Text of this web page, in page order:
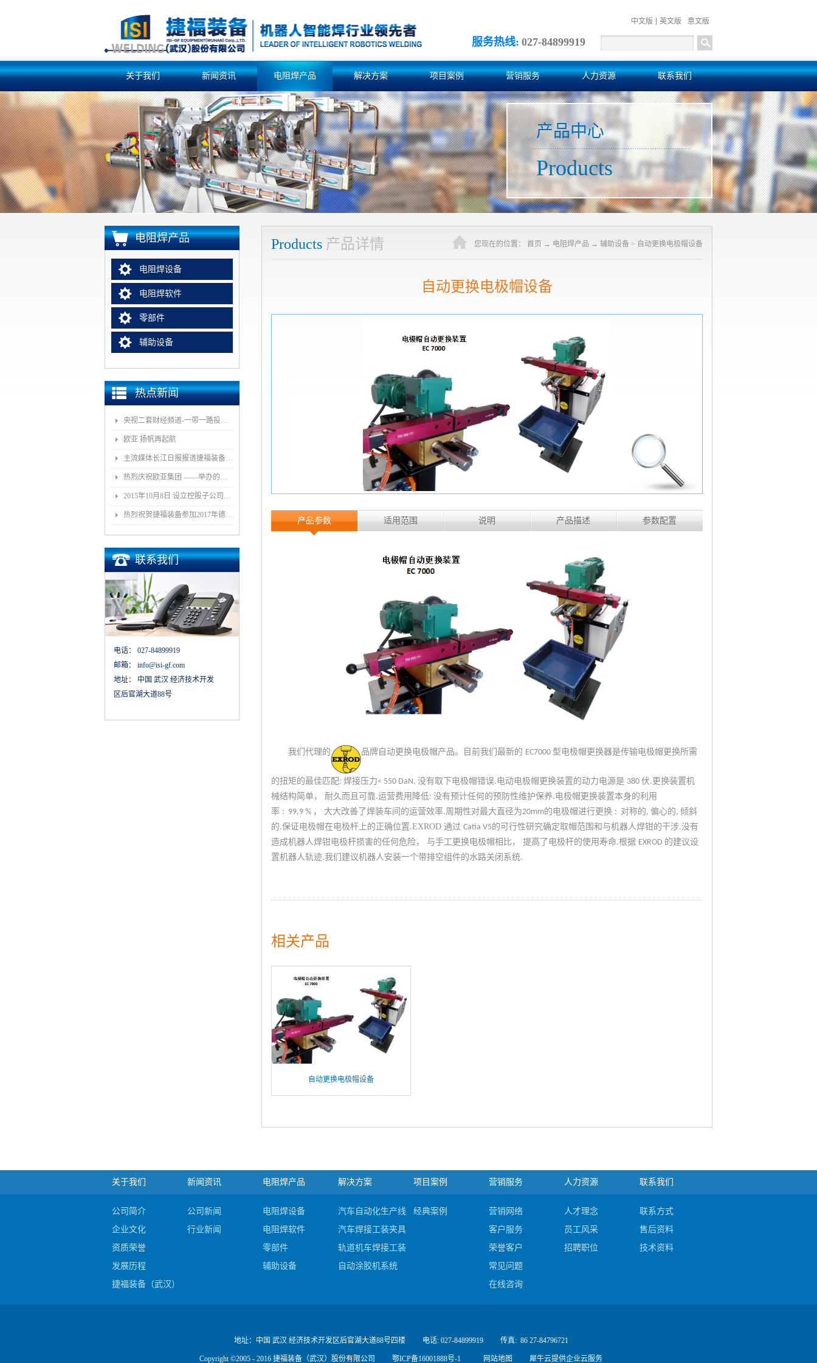
中文版 英文版 意文版
服务热线: 027-84899919
关于我们 新闻资讯 电阻焊产品 解决方案 项目案例 营销服务 人力资源 联系我们
产品中心
Products
电阻焊产品
电阻焊设备
电阻焊软件
零部件
辅助设备
热点新闻
央视二套财经频道-一带一路投资指南报道我司董事长和捷福装备（武汉）股份有限公司
欧亚 扬帆再起航
主流媒体长江日报报道捷福装备（武汉）有限公司上央视2套财经栏目“一带一路栏目”
热烈庆祝欧亚集团 ——举办的《汽车白车身智能制造技术论坛》顺利召开
2015年10月8日 设立控股子公司武汉捷福鹰汽车装备有限公司决议公告
热烈祝贺捷福装备参加2017年德国埃森展取得圆满成功
联系我们
电话： 027-84899919
邮箱： info@isi-gf.com
地址： 中国 武汉 经济技术开发
区后官湖大道88号
Products 产品详情 您现在的位置： 首页 → 电阻焊产品 → 辅助设备 > 自动更换电极帽设备
自动更换电极帽设备
产品参数 适用范围 说明 产品描述 参数配置
我们代理的 品牌自动更换电极帽产品。目前我们最新的 EC7000 型电极帽更换器是传输电极帽更换所需
的扭矩的最佳匹配: 焊接压力< 550 DaN, 没有取下电极帽错误.电动电极帽更换装置的动力电源是 380 伏. 更换装置机
械结构简单， 耐久而且可靠.运营费用降低: 没有预计任何的预防性维护保养.电极帽更换装置本身的利用
率 : 99,9 % ， 大大改善了焊装车间的运营效率.周期性对最大直径为20mm的电极帽进行更换 : 对称的, 偏心的, 倾斜
的.保证电极帽在电极杆上的正确位置.EXROD 通过 Catia V5的可行性研究确定取帽范围和与机器人焊钳的干涉.没有
造成机器人焊钳电极杆损害的任何危险， 与手工更换电极帽相比， 提高了电极杆的使用寿命.根据 EXROD 的建议设
置机器人轨迹.我们建议机器人安装一个带排空组件的水路关闭系统.
相关产品
自动更换电极帽设备
关于我们
公司简介
企业文化
资质荣誉
发展历程
捷福装备（武汉）股份有限公司电阻焊产品#c
新闻资讯
公司新闻
行业新闻
电阻焊产品
电阻焊设备
电阻焊软件
零部件
辅助设备
解决方案
汽车自动化生产线集成
汽车焊接工装夹具及检具
轨道机车焊接工装及夹具
自动涂胶机系统
项目案例
经典案例
营销服务
营销网络
客户服务
荣誉客户
常见问题
在线咨询
人力资源
人才理念
员工风采
招聘职位
联系我们
联系方式
售后资料
技术资料
Copyright ©2005 - 2016 捷福装备（武汉）股份有限公司 鄂ICP备16001888号-1 网站地图 犀牛云提供企业云服务
地址： 中国 武汉 经济技术开发区后官湖大道88号四楼 电话: 027-84899919 传真: 86 27-84796721